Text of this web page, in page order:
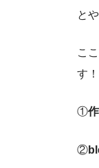
と
こ
す！
①
②